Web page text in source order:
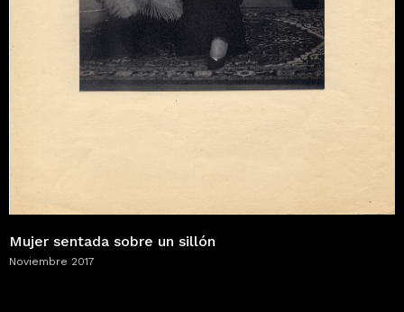
Mujer sentada sobre un sillón
Noviembre 2017